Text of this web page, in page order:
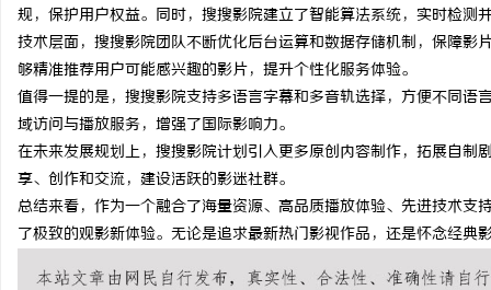
规，保护用户权益。同时，搜搜影院建立了智能算法系统，实时检测
技术层面，搜搜影院团队不断优化后台运算和数据存储机制，保障
够精准推荐用户可能感兴趣的影片，提升个性化服务体验。
值得一提的是，搜搜影院支持多语言字幕和多音轨选择，方便不同
域访问与播放服务，增强了国际影响力。
在未来发展规划上，搜搜影院计划引入更多原创内容制作，拓展自
享、创作和交流，建设活跃的影迷社群。
总结来看，作为一个融合了海量资源、高品质播放体验、先进技术
了极致的观影新体验。无论是追求最新热门影视作品，还是怀念经典
770FE20耐磨改性颗粒